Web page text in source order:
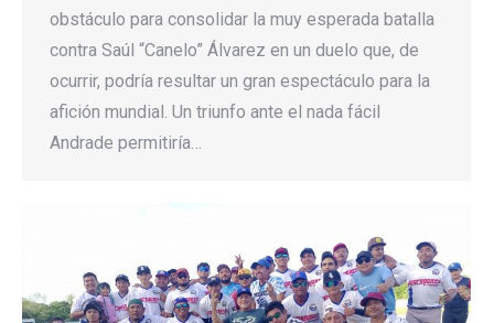
obstáculo para consolidar la muy esperada batalla
contra Saúl “Canelo” Álvarez en un duelo que, de
ocurrir, podría resultar un gran espectáculo para la
afición mundial. Un triunfo ante el nada fácil
Andrade permitiría…